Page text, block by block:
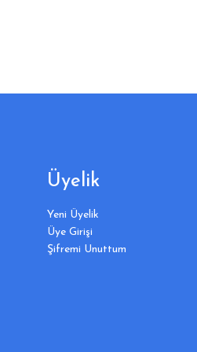
Üyelik
Yeni Üyelik
Üye Girişi
Şifremi Unuttum